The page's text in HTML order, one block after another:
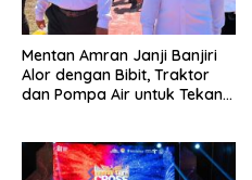
Mentan Amran Janji Banjiri
Alor dengan Bibit, Traktor
dan Pompa Air untuk Tekan